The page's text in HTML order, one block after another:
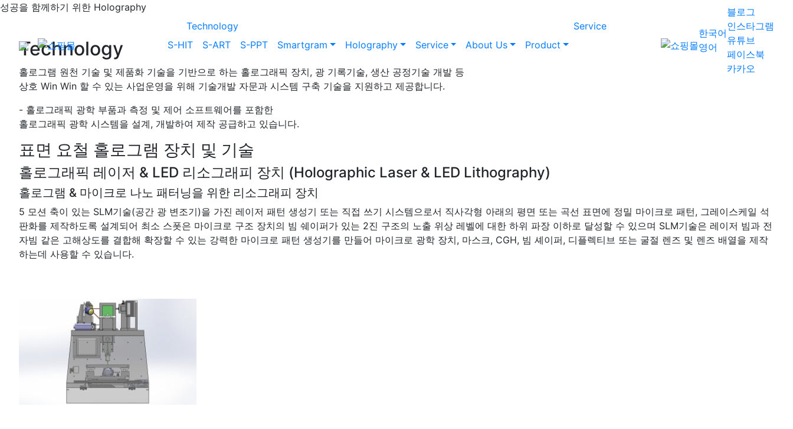
S-HIT S-ART S-PPT Smartgram Holography Service About Us Product
한국어
영어
블로그
인스타그램
유튜브
페이스북
카카오
성공을 함께하기 위한 Holography
Technology
Service
Technology
홀로그램 원천 기술 및 제품화 기술을 기반으로 하는 홀로그래픽 장치, 광 기록기술, 생산 공정기술 개발 등
상호 Win Win 할 수 있는 사업운영을 위해 기술개발 자문과 시스템 구축 기술을 지원하고 제공합니다.
- 홀로그래픽 광학 부품과 측정 및 제어 소프트웨어를 포함한
홀로그래픽 광학 시스템을 설계, 개발하여 제작 공급하고 있습니다.
표면 요철 홀로그램 장치 및 기술
홀로그래픽 레이저 & LED 리소그래피 장치 (Holographic Laser & LED Lithography)
홀로그램 & 마이크로 나노 패터닝을 위한 리소그래피 장치
5 모션 축이 있는 SLM기술(공간 광 변조기)을 가진 레이저 패턴 생성기 또는 직접 쓰기 시스템으로서 직사각형 아래의 평면 또는 곡선 표면에 정밀 마이크로 패턴, 그레이스케일 석
판화를 제작하도록 설계되어 최소 스폿은 마이크로 구조 장치의 빔 쉐이퍼가 있는 2진 구조의 노출 위상 레벨에 대한 하위 파장 이하로 달성할 수 있으며 SLM기술은 레이저 빔과 전
자빔 같은 고해상도를 결합해 확장할 수 있는 강력한 마이크로 패턴 생성기를 만들어 마이크로 광학 장치, 마스크, CGH, 빔 셰이퍼, 디플렉티브 또는 굴절 렌즈 및 렌즈 배열을 제작
하는데 사용할 수 있습니다.